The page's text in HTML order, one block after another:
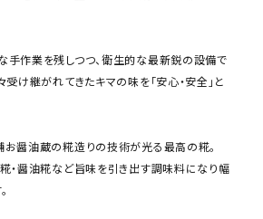
手作業を残しつつ、衛生的な最新鋭の設備で
受け継がれてきたキマの味を「安心・安全」と
お醤油蔵の糀造りの技術が光る最高の糀。
・醤油糀など旨味を引き出す調味料になり幅